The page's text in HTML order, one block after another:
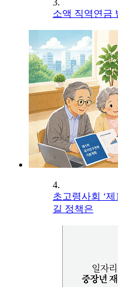
3.
소액 직역연금
4.
초고령사회 ‘
길 정책은